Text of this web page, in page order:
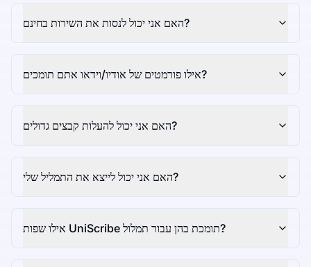
האם אני יכול לנסות את השירות בחינם?
אילו פורמטים של אודיו/וידאו אתם תומכים?
האם אני יכול להעלות קבצים גדולים?
האם אני יכול לייצא את התמליל שלי?
אילו שפות UniScribe תומכת בהן עבור תמלול?